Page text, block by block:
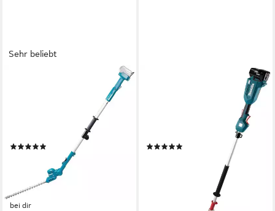
Sehr beliebt
Schnittlänge, 18V LXT, ohne
Akku und Ladegerät, mit
Teleskop
UVP
mtl. in 12 Raten
lieferbar - am nächsten Werktag
bei dir
»DUN500WZ«, ohne Akku
und ohne Ladegerät, 18V, 50
462,18 €
mtl. in 24 Raten
lieferbar - am nächsten Werktag